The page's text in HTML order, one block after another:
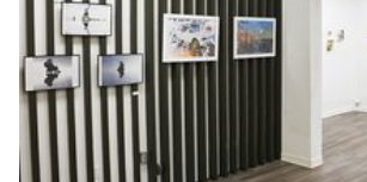
Servizio
fotografico
Conferenza Meeting
Tipo di spazio